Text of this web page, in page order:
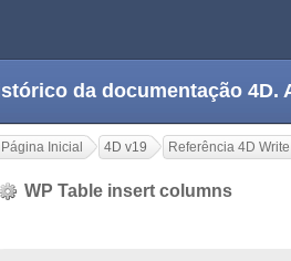
da documentação
Página Inicial 4D v19 Referência 4D
WP Table insert columns